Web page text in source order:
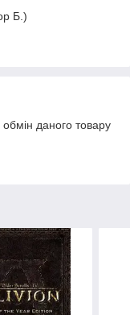
Б.)
даного товару